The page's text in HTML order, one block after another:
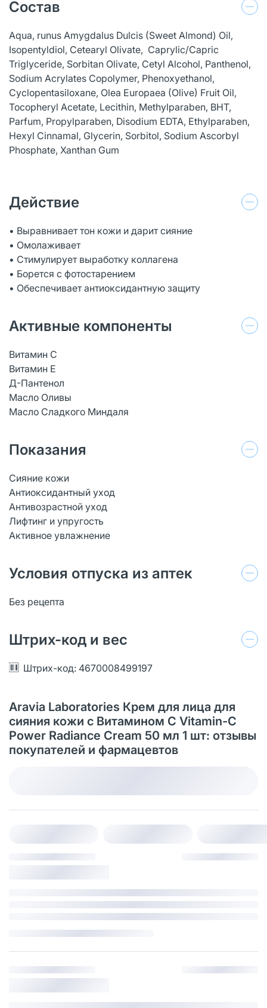
Состав
Aqua, runus Amygdalus Dulcis (Sweet Almond) Oil,
Isopentyldiol, Cetearyl Olivate, Caprylic/Capric
Triglyceride, Sorbitan Olivate, Cetyl Alcohol, Panthenol,
Sodium Acrylates Copolymer, Phenoxyethanol,
Cyclopentasiloxane, Olea Europaea (Olive) Fruit Oil,
Tocopheryl Acetate, Lecithin, Methylparaben, BHT,
Parfum, Propylparaben, Disodium EDTA, Ethylparaben,
Hexyl Cinnamal, Glycerin, Sorbitol, Sodium Ascorbyl
Phosphate, Xanthan Gum
Действие
• Выравнивает тон кожи и дарит сияние
• Омолаживает
• Стимулирует выработку коллагена
• Борется с фотостарением
• Обеспечивает антиоксидантную защиту
Активные компоненты
Витамин С
Витамин Е
Д-Пантенол
Масло Оливы
Масло Сладкого Миндаля
Показания
Сияние кожи
Антиоксидантный уход
Антивозрастной уход
Лифтинг и упругость
Активное увлажнение
Условия отпуска из аптек
Без рецепта
Штрих-код и вес
Штрих-код: 4670008499197
Aravia Laboratories Крем для лица для
сияния кожи с Витамином С Vitamin-C
Power Radiance Cream 50 мл 1 шт: отзывы
покупателей и фармацевтов